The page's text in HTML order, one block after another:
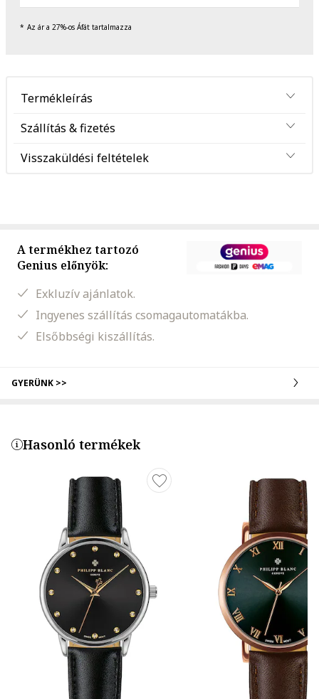
Az ár a 27%-os Áfát tartalmazza
Termékleírás
Szállítás & fizetés
Visszaküldési feltételek
A termékhez tartozó
Genius előnyök:
Exkluzív ajánlatok.
Ingyenes szállítás csomagautomatákba.
Elsőbbségi kiszállítás.
GYERÜNK >>
Hasonló termékek